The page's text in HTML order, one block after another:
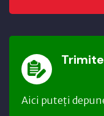
Aici puteți